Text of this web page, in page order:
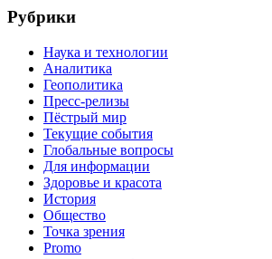
Рубрики
Наука и технологии
Аналитика
Геополитика
Пресс-релизы
Пёстрый мир
Текущие события
Глобальные вопросы
Для информации
Здоровье и красота
История
Общество
Точка зрения
Promo